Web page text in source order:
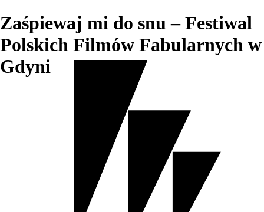
Zaśpiewaj mi do snu – Festiwal
Polskich Filmów Fabularnych w
Gdyni